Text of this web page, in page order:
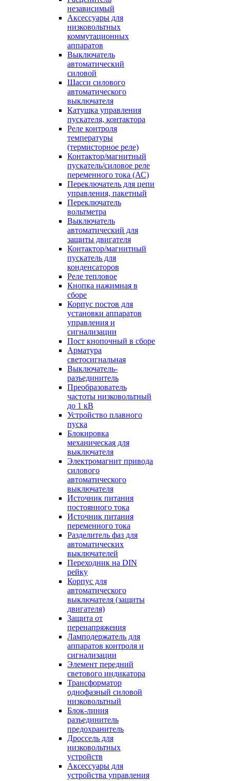
независимый
Аксессуары для
низковольтных
коммутационных
аппаратов
Выключатель
автоматический
силовой
Шасси силового
автоматического
выключателя
Катушка управления
пускателя, контактора
Реле контроля
температуры
(термисторное реле)
Контактор/магнитный
пускатель/силовое реле
переменного тока (АС)
Переключатель для цепи
управления, пакетный
Переключатель
вольтметра
Выключатель
автоматический для
защиты двигателя
Контактор/магнитный
пускатель для
конденсаторов
Реле тепловое
Кнопка нажимная в
сборе
Корпус постов для
установки аппаратов
управления и
сигнализации
Пост кнопочный в сборе
Арматура
светосигнальная
Выключатель-
разъединитель
Преобразователь
частоты низковольтный
до 1 кВ
Устройство плавного
пуска
Блокировка
механическая для
выключателя
Электромагнит привода
силового
автоматического
выключателя
Источник питания
постоянного тока
Источник питания
переменного тока
Разделитель фаз для
автоматических
выключателей
Переходник на DIN
рейку
Корпус для
автоматического
выключателя (защиты
двигателя)
Защита от
перенапряжения
Ламподержатель для
аппаратов контроля и
сигнализации
Элемент передний
светового индикатора
Трансформатор
однофазный силовой
низковольтный
Блок-линия
разъединитель
предохранитель
Дроссель для
низковольтных
устройств
Аксессуары для
устройства управления